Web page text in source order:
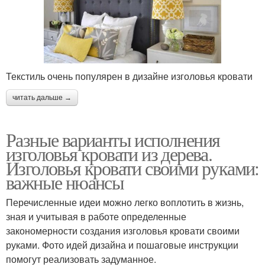
Текстиль очень популярен в дизайне изголовья кровати
читать дальше →
Разные варианты исполнения
изголовья кровати из дерева.
Изголовья кровати своими руками:
важные нюансы
Перечисленные идеи можно легко воплотить в жизнь,
зная и учитывая в работе определенные
закономерности создания изголовья кровати своими
руками. Фото идей дизайна и пошаговые инструкции
помогут реализовать задуманное.